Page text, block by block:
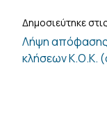
Δημοσιεύτηκε
Λήψη απόφασης
κλήσεων Κ.Ο.Κ.